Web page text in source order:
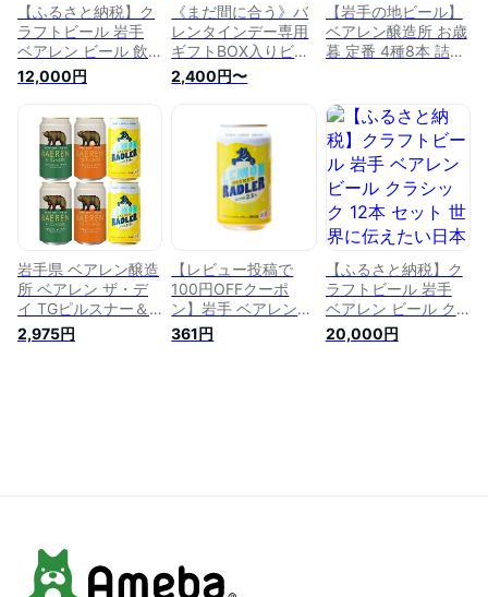
【ふるさと納税】ク
ラフトビール 岩手
ベアレン ビール 飲
み比べ 6本 セット ベ
アレン醸造所 限定
ール 黒ビール 詰め
合わせ お酒 酒 アル
コール 常温 岩手県
岩手県盛岡市
12,000円
《まだ間に合う》バ
レンタインデー専用
ギフトBOX入りビー
ル缶3種セット ベア
レン醸造所 飲み比べ
ビール【地ビール プ
レゼント ギフト 人
気 かわいい プレゼ
ント バレンタイン
バレンタイン ビール
ホワイトデイ 送料無
2,400円〜
【岩手の地ビール】
ベアレン醸造所 お歳
暮 定番 4種8本 詰め
付】
岩手県 ベアレン醸造
所 ベアレン ザ・デ
イ TGピルスナー＆
Nクラシック& レモ
ンラードラー 缶 3種
2,975円
【レビュー投稿で
100円OFFクーポ
ン】岩手 ベアレン醸
造所 ベアレン レモ
ンラードラー 350ml
361円
【ふるさと納税】ク
ラフトビール 岩手
ベアレン ビール ク
ラシック 12本 セッ
ト 世界に伝えたい日
20,000円